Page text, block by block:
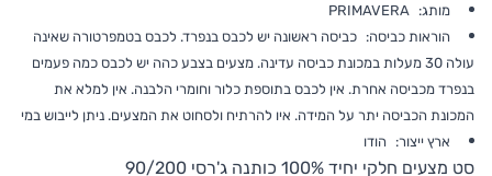
מותג:
PRIMAVERA
הוראות כביסה: כביסה ראשונה יש לכבס בנפרד. לכבס בטמפרטורה שאינה
עולה 30 מעלות במכונת כביסה עדינה. מצעים בצבע כהה יש לכבס כמה פעמים
בנפרד מכביסה אחרת. אין לכבס בתוספת כלור וחומרי הלבנה. אין למלא את
המכונת הכביסה יתר על המידה. איו להרתיח ולסחוט את המצעים. ניתן לייבוש במי
ארץ ייצור: הודו
סט מצעים חלקי יחיד 100% כותנה ג'רסי 90/200